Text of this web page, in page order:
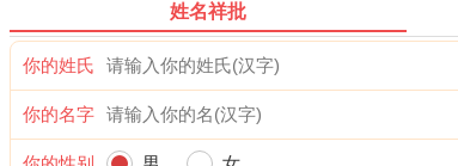
姓名祥批
你的姓氏
你的名字